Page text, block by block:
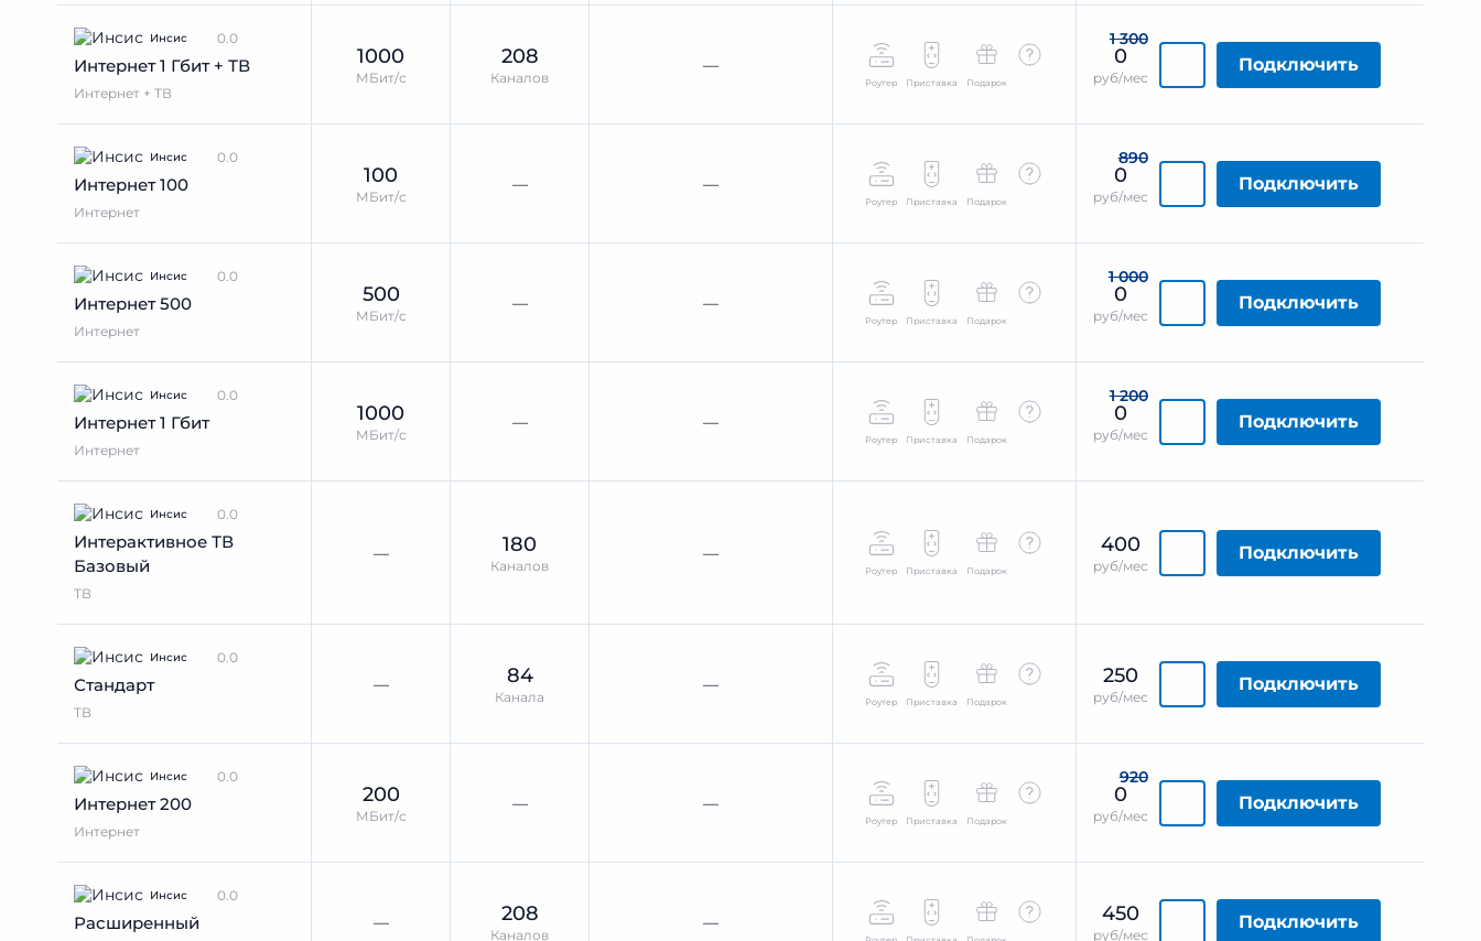
Инсис 0.0
Интернет 1 Гбит + ТВ
Интернет + ТВ
1000
МБит/с
208
Каналов
—
Роутер Приставка Подарок
1 300
0
руб/мес
Подключить
Инсис 0.0
Интернет 100
Интернет
100
МБит/с
— —
Роутер Приставка Подарок
890
0
руб/мес
Подключить
Инсис 0.0
Интернет 500
Интернет
500
МБит/с
— —
Роутер Приставка Подарок
1 000
0
руб/мес
Подключить
Инсис 0.0
Интернет 1 Гбит
Интернет
1000
МБит/с
— —
Роутер Приставка Подарок
1 200
0
руб/мес
Подключить
Инсис 0.0
Интерактивное ТВ
Базовый
ТВ
— 180
Каналов
—
Роутер Приставка Подарок
400
руб/мес
Подключить
Инсис 0.0
Стандарт
ТВ
— 84
Канала
—
Роутер Приставка Подарок
250
руб/мес
Подключить
Инсис 0.0
Интернет 200
Интернет
200
МБит/с
— —
Роутер Приставка Подарок
920
0
руб/мес
Подключить
Инсис 0.0
Расширенный — 208
Каналов
— 450
руб/мес
Подключить